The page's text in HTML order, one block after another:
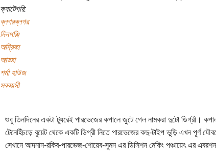
ক্যাটেগরি:
ব্লগরব্লগর
দিনপঞ্জি
অদ্রিকা
আড্ডা
শর্মা হাউজ
সববয়সী
শুধু তিনদিনের একটা ট্যুরেই পারভেজের কপালে জুটে গেল নামকরা দুটো ডিগ্রী।
টেনেহিঁচড়ে বুয়েট থেকে একটি ডিগ্রী নিতে পারভেজের কদু-টাইপ ভুড়ি এখন পূর্ণ
সেখানে আদনান-রকিব-পারভেজ-শোয়েব-সুমন এর ডিসিশন মেকিং পঞ্চায়েৎ এর